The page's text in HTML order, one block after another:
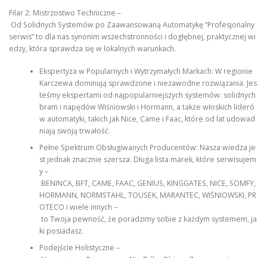
Filar 2: Mistrzostwo Techniczne –
Od Solidnych Systemów po Zaawansowaną Automatykę “Profesjonalny
serwis” to dla nas synonim wszechstronności i dogłębnej, praktycznej wi
edzy, która sprawdza się w lokalnych warunkach.
Ekspertyza w Popularnych i Wytrzymałych Markach: W regionie
Karczewa dominują sprawdzone i niezawodne rozwiązania. Jes
teśmy ekspertami od najpopularniejszych systemów: solidnych
bram i napędów Wiśniowski i Hormann, a także włoskich lideró
w automatyki, takich jak Nice, Came i Faac, które od lat udowad
niają swoją trwałość.
Pełne Spektrum Obsługiwanych Producentów: Nasza wiedza je
st jednak znacznie szersza. Długa lista marek, które serwisujem
y –
BENINCA, BFT, CAME, FAAC, GENIUS, KINGGATES, NICE, SOMFY,
HORMANN, NORMSTAHL, TOUSEK, MARANTEC, WIŚNIOWSKI, PR
OTECO i wiele innych –
to Twoja pewność, że poradzimy sobie z każdym systemem, ja
ki posiadasz.
Podejście Holistyczne –